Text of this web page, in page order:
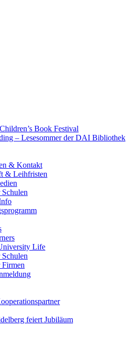
Book Festival
– Lesesommer der DAI Bibliothek
& Kontakt
& Leihfristen
Life
feiert Jubiläum